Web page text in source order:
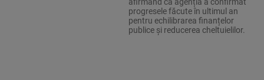
progresele făcute în ultimul an
pentru echilibrarea finanțelor
publice și reducerea cheltuielilor.